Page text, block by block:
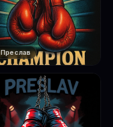
Преслав